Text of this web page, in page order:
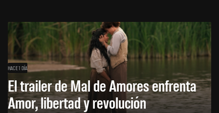
HACE 1 DÍA
El trailer de Mal de Amores enfrenta
Amor, libertad y revolución